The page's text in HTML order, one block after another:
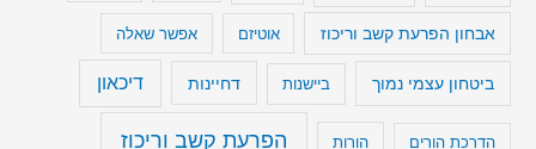
אבחון הפרעת קשב וריכוז אוטיזם אפשר שאלה
ביטחון עצמי נמוך ביישנות דחיינות דיכאון
הדרכת הורים הורות הפרעת קשב וריכוז